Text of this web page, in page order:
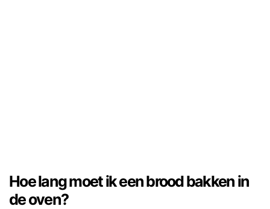
Hoe lang moet ik een brood bakken in
de oven?